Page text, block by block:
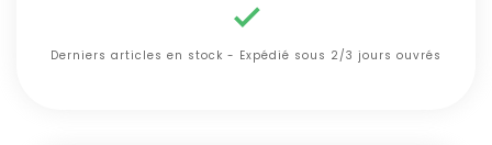

Derniers articles en stock - Expédié sous 2/3 jours ouvrés